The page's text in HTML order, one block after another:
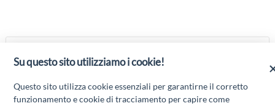
COMUNI MARSICANI
AVEZZANO
Su questo sito utilizziamo i cookie!
Questo sito utilizza cookie essenziali per garantirne il corretto
funzionamento e cookie di tracciamento per capire come